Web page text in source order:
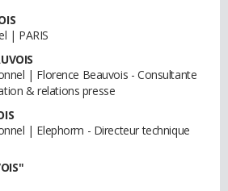
| PARIS
| Florence Beauvois - Consultante
& relations presse
| Elephorm - Directeur technique